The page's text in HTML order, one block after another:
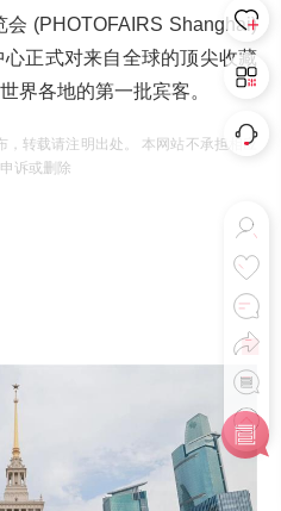
(PHOTOFAIRS Shanghai)
正式对来自全球的顶尖收藏
界各地的第一批宾客。
转载请注明出处。 本网站不承担相应
诉或删除